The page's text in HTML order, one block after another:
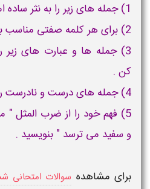
1) جمله های زیر را به نثر ساده امروزی برگردانید .
2) برای هر کلمه صفتی مناسب بنویسید .
3) جمله ها و عبارت های زیر
کن .
4) جمله های درست و نادرست را مشخص کنید .
5) فهم خود را از ضرب المثل "
و سفید می ترسد " بنویسید .
برای مشاهده سوالات امتحانی